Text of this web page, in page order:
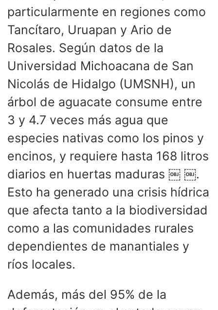
particularmente en regiones como
Tancítaro, Uruapan y Ario de
Rosales. Según datos de la
Universidad Michoacana de San
Nicolás de Hidalgo (UMSNH), un
árbol de aguacate consume entre
3 y 4.7 veces más agua que
especies nativas como los pinos y
encinos, y requiere hasta 168 litros
diarios en huertas maduras ￼ ￼.
Esto ha generado una crisis hídrica
que afecta tanto a la biodiversidad
como a las comunidades rurales
dependientes de manantiales y
ríos locales.
Además, más del 95% de la